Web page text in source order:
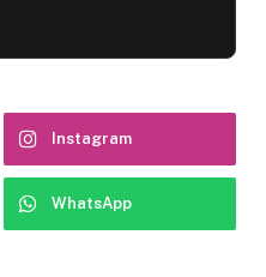
Instagram
WhatsApp